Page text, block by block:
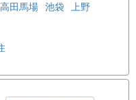
高田馬場 池袋
上野